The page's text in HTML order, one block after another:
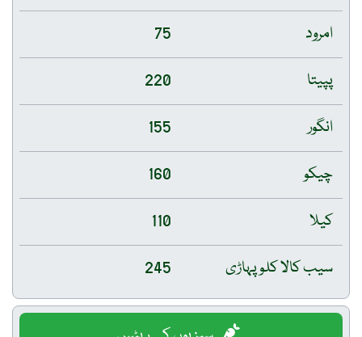
امرود
75
پپیتا
220
انگور
155
چیکو
160
کیلا
110
سیب کالا کلو پہاڑی
245